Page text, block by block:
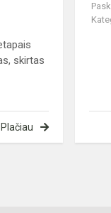
skirtas
Plačiau